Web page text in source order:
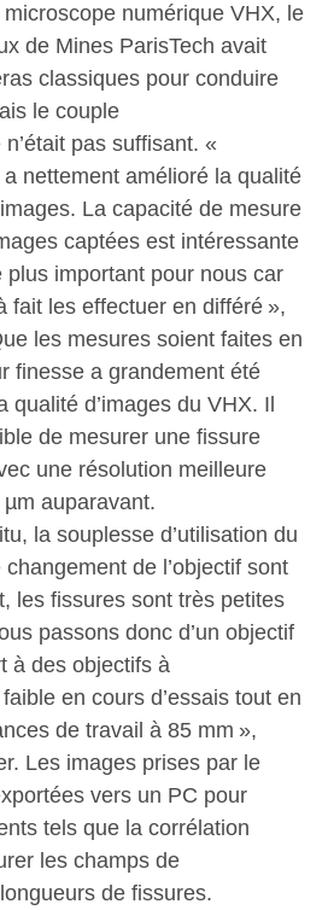
microscope numérique VHX, le
de Mines ParisTech avait
classiques pour conduire
le couple
pas suffisant. «
a nettement amélioré la qualité
La capacité de mesure
captées est intéressante
plus important pour nous car
fait les effectuer en différé »,
les mesures soient faites en
finesse a grandement été
qualité d’images du VHX. Il
de mesurer une fissure
une résolution meilleure
auparavant.
la souplesse d’utilisation du
de l’objectif sont
les fissures sont très petites
passons donc d’un objectif
à des objectifs à
en cours d’essais tout en
de travail à 85 mm »,
Les images prises par le
vers un PC pour
tels que la corrélation
les champs de
de fissures.